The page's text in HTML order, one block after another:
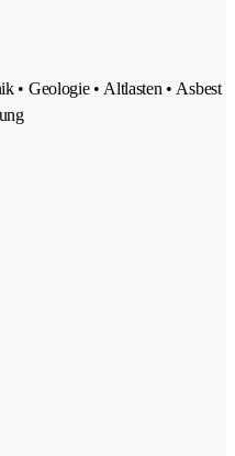
• Geologie • Altlasten • Asbest